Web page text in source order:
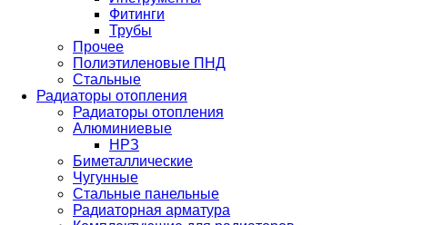
Фитинги
Трубы
Прочее
Полиэтиленовые ПНД
Стальные
Радиаторы отопления
Радиаторы отопления
Алюминиевые
НРЗ
Биметаллические
Чугунные
Стальные панельные
Радиаторная арматура